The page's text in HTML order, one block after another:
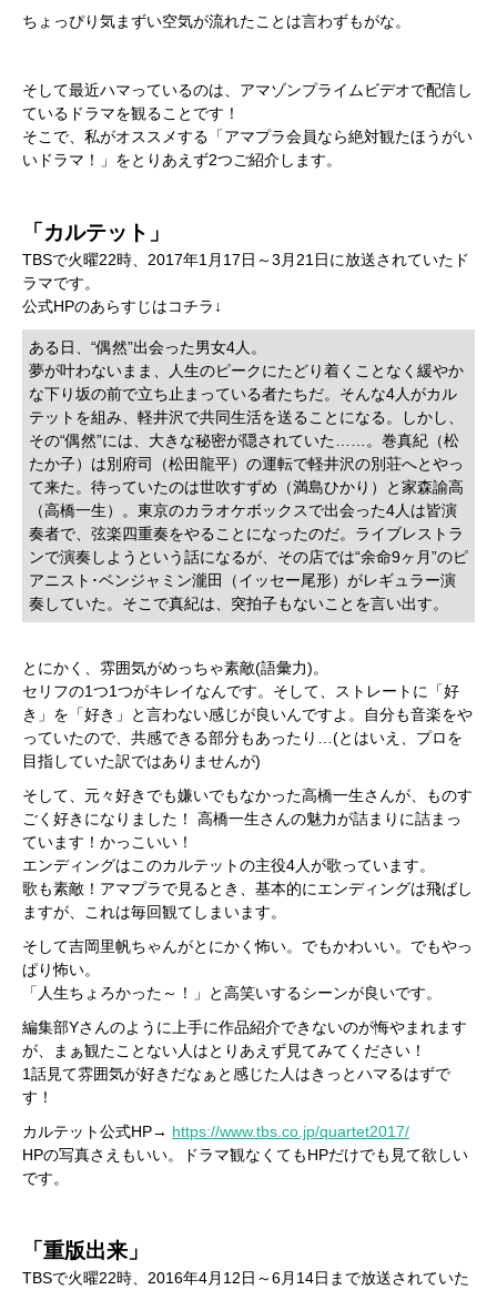
ちょっぴり気まずい空気が流れたことは言わずもがな。
そして最近ハマっているのは、アマゾンプライムビデオで配信し
ているドラマを観ることです！
そこで、私がオススメする「アマプラ会員なら絶対観たほうがい
いドラマ！」をとりあえず2つご紹介します。
「カルテット」
TBSで火曜22時、2017年1月17日～3月21日に放送されていたド
ラマです。
公式HPのあらすじはコチラ↓
ある日、“偶然”出会った男女4人。
夢が叶わないまま、人生のピークにたどり着くことなく緩やか
な下り坂の前で立ち止まっている者たちだ。そんな4人がカル
テットを組み、軽井沢で共同生活を送ることになる。しかし、
その“偶然”には、大きな秘密が隠されていた……。巻真紀（松
たか子）は別府司（松田龍平）の運転で軽井沢の別荘へとやっ
て来た。待っていたのは世吹すずめ（満島ひかり）と家森諭高
（高橋一生）。東京のカラオケボックスで出会った4人は皆演
奏者で、弦楽四重奏をやることになったのだ。ライブレストラ
ンで演奏しようという話になるが、その店では“余命9ヶ月”のピ
アニスト･ベンジャミン瀧田（イッセー尾形）がレギュラー演
奏していた。そこで真紀は、突拍子もないことを言い出す。
とにかく、雰囲気がめっちゃ素敵(語彙力)。
セリフの1つ1つがキレイなんです。そして、ストレートに「好
き」を「好き」と言わない感じが良いんですよ。自分も音楽をや
っていたので、共感できる部分もあったり…(とはいえ、プロを
目指していた訳ではありませんが)
そして、元々好きでも嫌いでもなかった高橋一生さんが、ものす
ごく好きになりました！ 高橋一生さんの魅力が詰まりに詰まっ
ています！かっこいい！
エンディングはこのカルテットの主役4人が歌っています。
歌も素敵！アマプラで見るとき、基本的にエンディングは飛ばし
ますが、これは毎回観てしまいます。
そして吉岡里帆ちゃんがとにかく怖い。でもかわいい。でもやっ
ぱり怖い。
「人生ちょろかった～！」と高笑いするシーンが良いです。
編集部Yさんのように上手に作品紹介できないのが悔やまれます
が、まぁ観たことない人はとりあえず見てみてください！
1話見て雰囲気が好きだなぁと感じた人はきっとハマるはずで
す！
カルテット公式HP→ https://www.tbs.co.jp/quartet2017/
HPの写真さえもいい。ドラマ観なくてもHPだけでも見て欲しい
です。
「重版出来」
TBSで火曜22時、2016年4月12日～6月14日まで放送されていた